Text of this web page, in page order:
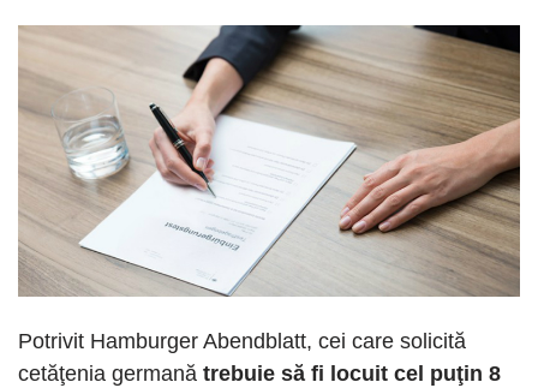
Potrivit Hamburger Abendblatt, cei care solicită
cetăţenia germană trebuie să fi locuit cel puţin 8